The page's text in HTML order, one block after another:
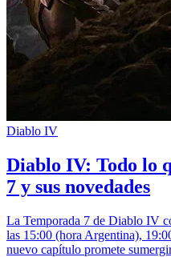
Diablo IV
Diablo IV: Todo lo
7 y sus novedades
La Temporada 7 de Diablo IV
las 15:00 (hora Argentina),
nuevo capítulo promete